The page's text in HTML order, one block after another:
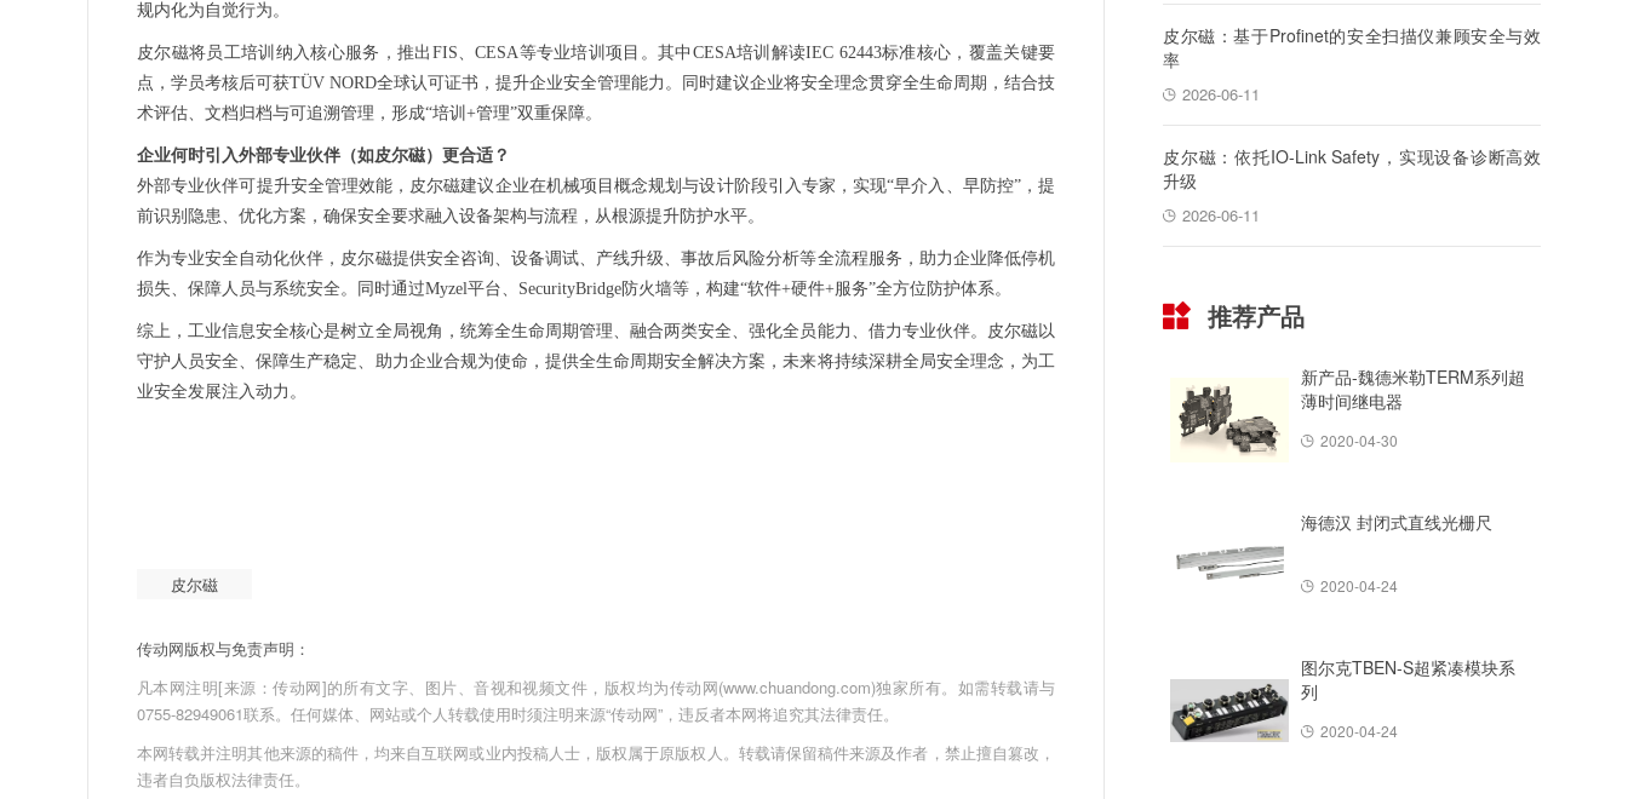
规内化为自觉行为。
皮尔磁将员工培训纳入核心服务，推出FIS、CESA等专业培训项目。其中CESA培训解读IEC 62443标准核心，覆盖关键要
点，学员考核后可获TÜV NORD全球认可证书，提升企业安全管理能力。同时建议企业将安全理念贯穿全生命周期，结合技
术评估、文档归档与可追溯管理，形成“培训+管理”双重保障。
企业何时引入外部专业伙伴（如皮尔磁）更合适？
外部专业伙伴可提升安全管理效能，皮尔磁建议企业在机械项目概念规划与设计阶段引入专家，实现“早介入、早防控”，提
前识别隐患、优化方案，确保安全要求融入设备架构与流程，从根源提升防护水平。
作为专业安全自动化伙伴，皮尔磁提供安全咨询、设备调试、产线升级、事故后风险分析等全流程服务，助力企业降低停机
损失、保障人员与系统安全。同时通过Myzel平台、SecurityBridge防火墙等，构建“软件+硬件+服务”全方位防护体系。
综上，工业信息安全核心是树立全局视角，统筹全生命周期管理、融合两类安全、强化全员能力、借力专业伙伴。皮尔磁以
守护人员安全、保障生产稳定、助力企业合规为使命，提供全生命周期安全解决方案，未来将持续深耕全局安全理念，为工
业安全发展注入动力。
皮尔磁
传动网版权与免责声明：
凡本网注明[来源：传动网]的所有文字、图片、音视和视频文件，版权均为传动网(www.chuandong.com)独家所有。如需转载请与
0755-82949061联系。任何媒体、网站或个人转载使用时须注明来源“传动网”，违反者本网将追究其法律责任。
本网转载并注明其他来源的稿件，均来自互联网或业内投稿人士，版权属于原版权人。转载请保留稿件来源及作者，禁止擅自篡改，
违者自负版权法律责任。
皮尔磁：基于Profinet的安全扫描仪兼顾安全与效
率
2026-06-11
皮尔磁：依托IO-Link Safety，实现设备诊断高效
升级
2026-06-11
推荐产品
新产品-魏德米勒TERM系列超
薄时间继电器
2020-04-30
海德汉 封闭式直线光栅尺
2020-04-24
图尔克TBEN-S超紧凑模块系
列
2020-04-24